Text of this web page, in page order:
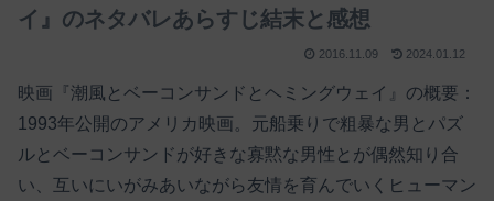
イ』のネタバレあらすじ結末と感想
2016.11.09 2024.01.12
映画『潮風とベーコンサンドとヘミングウェイ』の概要：
1993年公開のアメリカ映画。元船乗りで粗暴な男とパズ
ルとベーコンサンドが好きな寡黙な男性とが偶然知り合
い、互いにいがみあいながら友情を育んでいくヒューマン